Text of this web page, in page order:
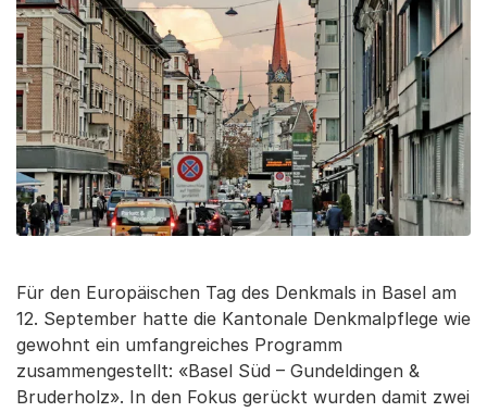
Für den Europäischen Tag des Denkmals in Basel am
12. September hatte die Kantonale Denkmalpflege wie
gewohnt ein umfangreiches Programm
zusammengestellt: «Basel Süd – Gundeldingen &
Bruderholz». In den Fokus gerückt wurden damit zwei